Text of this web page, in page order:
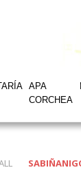
APA
CORCHEA